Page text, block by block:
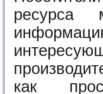
ресурса
как